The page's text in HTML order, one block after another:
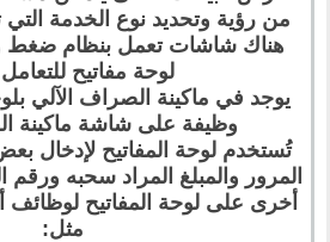
من رؤية وتحديد نوع الخدمة التي
هناك شاشات تعمل بنظام ضغط
لوحة مفاتيح
يوجد في ماكينة الصراف الآلي
وظيفة على شاشة ماكينة
تُستخدم لوحة المفاتيح لإدخال
المرور والمبلغ المراد سحبه
أخرى على لوحة المفاتيح لوظائف
مثل: